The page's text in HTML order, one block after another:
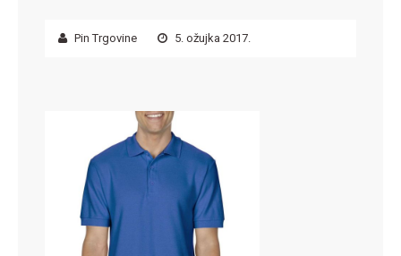
Pin Trgovine 5. ožujka 2017.